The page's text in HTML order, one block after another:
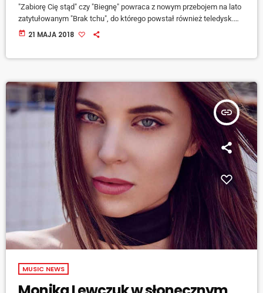
"Zabiorę Cię stąd" czy "Biegnę" powraca z nowym przebojem na lato
zatytułowanym "Brak tchu", do którego powstał również teledysk.
Monika Lewczuk ma w dorobku trzy nominacje do ESKA Music
today 21 MAJA 2018
insert_link
MUSIC NEWS